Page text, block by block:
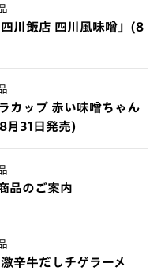
四川飯店 四川風味噌」(8
カップ 赤い味噌ちゃん
月31日発売)
品のご案内
辛牛だしチゲラーメ